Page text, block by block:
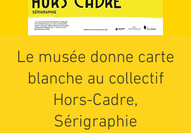
Le musée donne carte
blanche au collectif
Hors-Cadre,
Sérigraphie